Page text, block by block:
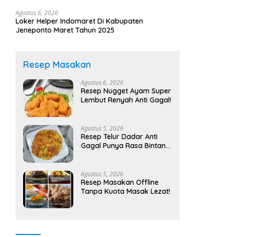
Agustus 6, 2026
Loker Helper Indomaret Di Kabupaten
Jeneponto Maret Tahun 2025
Resep Masakan
Agustus 6, 2026
Resep Nugget Ayam Super
Lembut Renyah Anti Gagal!
Agustus 5, 2026
Resep Telur Dadar Anti
Gagal Punya Rasa Bintang
Agustus 5, 2026
Resep Masakan Offline
Tanpa Kuota Masak Lezat!